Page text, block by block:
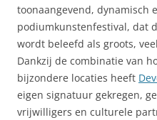
toonaangevend, dynamisch
podiumkunstenfestival, dat
wordt beleefd als groots,
Dankzij de combinatie van
bijzondere locaties heeft
eigen signatuur gekregen,
vrijwilligers en culturele